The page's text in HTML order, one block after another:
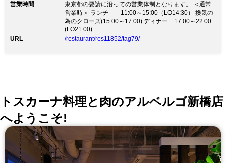
営業時間
東京都の要請に沿っての営業体制となります。 ＜通常
営業時＞ ランチ 11:00～15:00（LO14:30） 換気の
為のクローズ(15:00～17:00) ディナー 17:00～22:00
(LO21:00)
URL
/restaurant/res11852/tag79/
トスカーナ料理と肉のアルベルゴ新橋店
へようこそ!